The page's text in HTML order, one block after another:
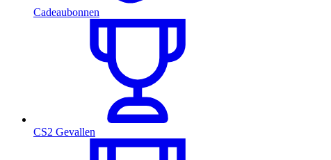
Cadeaubonnen
CS2 Gevallen